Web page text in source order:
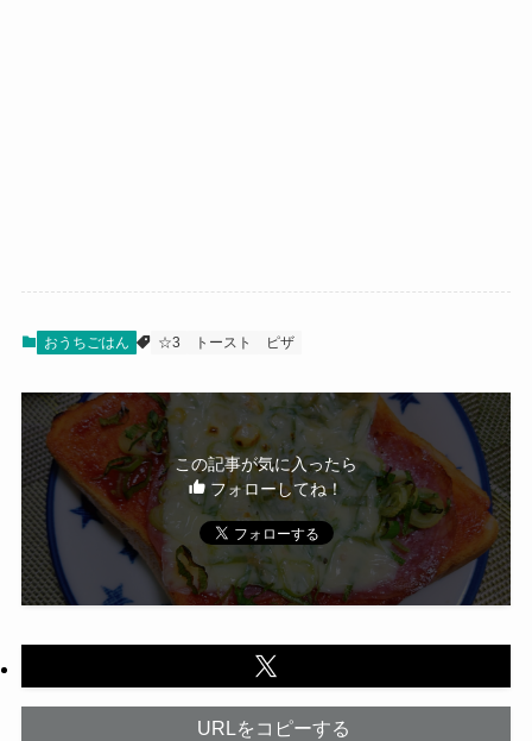
おうちごはん ☆3 トースト ピザ
この記事が気に入ったら
フォローしてね！
URLをコピーする